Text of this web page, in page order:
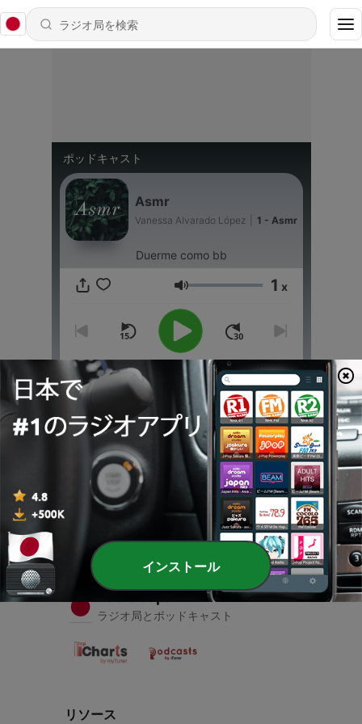
ポッドキャスト
Asmr
Vanessa Alvarado López 1 - Asmr
Duerme como bb
音量 1 x
00:00 00:00
エピソード
Asmr
08 6月 2021
ラジオ局とポッドキャスト
リソース
インストール